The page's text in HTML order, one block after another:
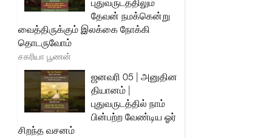
புதுவருடத்திலும்
தேவன் நமக்கென்று
வைத்திருக்கும் இலக்கை நோக்கி
தொடருவோம்
சகரியா பூணன்
ஜனவரி 05 | அனுதின
தியானம் |
புதுவருடத்தில் நாம்
பின்பற்ற வேண்டிய ஓர்
சிறந்த வசனம்